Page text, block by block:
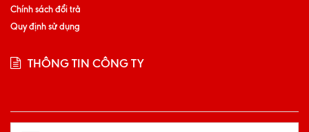
Chính sách đổi trả
Quy định sử dụng
THÔNG TIN CÔNG TY